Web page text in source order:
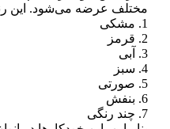
مختلف عرضه می‌شود. این
1. مشکی
2. قرمز
3. آبی
4. سبز
5. صورتی
6. بنفش
7. چند رنگی